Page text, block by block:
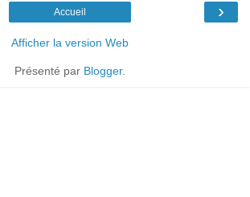
›
Accueil
Afficher la version Web
Présenté par Blogger.